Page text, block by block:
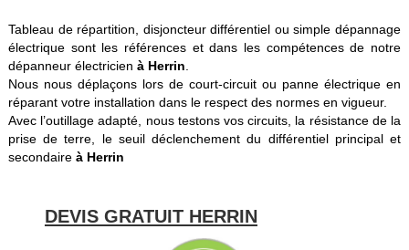
Tableau de répartition, disjoncteur différentiel ou simple dépannage
électrique sont les références et dans les compétences de notre
dépanneur électricien à Herrin
Nous nous déplaçons lors de court-circuit ou panne électrique en
réparant votre installation dans le respect des normes en vigueur.
Avec l’outillage adapté, nous testons vos circuits, la résistance de la
prise de terre, le seuil déclenchement du différentiel principal et
secondaire à Herrin
DEVIS GRATUIT HERRIN